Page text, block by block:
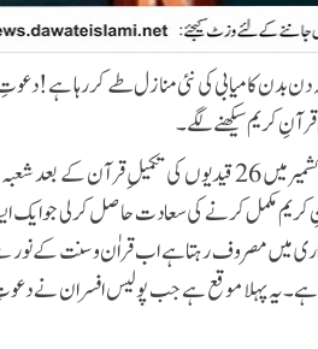
کریم سیکھنے لگے۔
فاؤنڈیشن کے تحت
مکمل کرنے کی سعادت حاصل کرلی جو ایک
میں مصروف رہتا ہے اب قراٰن و سنت کے
ہے۔یہ پہلا موقع ہے جب پولیس افسران نے